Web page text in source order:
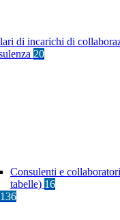
di incarichi di
20
Consulenti e
tabelle) 16
136